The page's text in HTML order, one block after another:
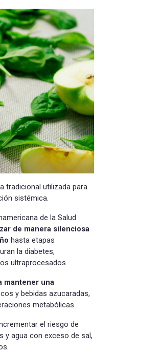
tradicional utilizada para
sistémica.
de la Salud
de manera silenciosa
hasta etapas
la diabetes,
ultraprocesados.
mantener una
y bebidas azucaradas,
metabólicas.
el riesgo de
y agua con exceso de sal,